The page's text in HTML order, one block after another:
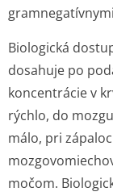
Biologická
dosahuje po
koncentrácie v
rýchlo, do
málo, pri
močom.